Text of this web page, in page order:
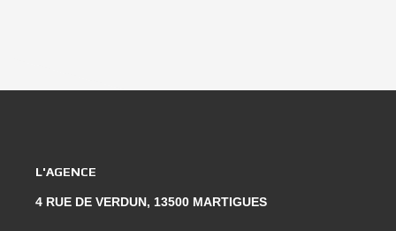
L'AGENCE
4 RUE DE VERDUN, 13500 MARTIGUES